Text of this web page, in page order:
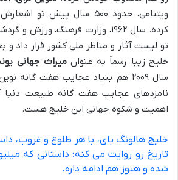
ویتنامی، حدود ۵۰۰ سال پیش
کرده. سال ۱۹۶۲، وزارت فرهنگ، ورزش
خلیج زیبا رسماً به عنوان میراث جهانی
سال ۲۰۰۹ هم بنیاد عجایب هفت گانه
نامزدهای عجایب هفت گانه طبیعت
اهمیت و شکوه جهانی این خلیج هست.
خلیج هالونگ بای، با هر طلوع و غروب،
تاریخ رو روایت می کنه؛ داستانی که
شده و هنوز هم ادامه داره.